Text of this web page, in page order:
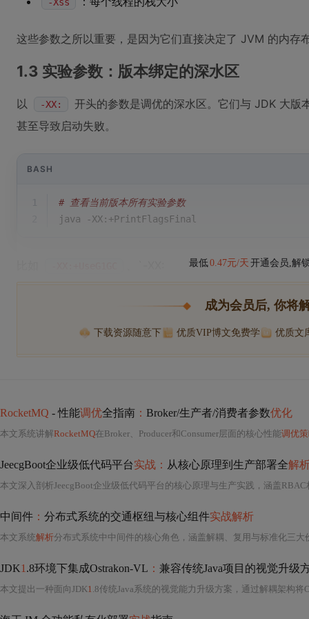
这些参数之所以重要，是因为它们直接决定了 JVM 的内存
1.3 实验参数：版本绑定的深水区
以 -XX:
开头的参数是调优的深水区。它们与 JDK 大版
甚至导致启动失败。
BASH
1
# 查看当前版本所有实验参数
java -XX:+PrintFlagsFinal
最低0.47元/天 开通会员,解
成为会员后, 你将
下载资源随意下 优质VIP博文免费学 优质文
RocketMQ - 性能调优全指南 ： Broker/生产者/消费者参数优化
本文系统讲解RocketMQ在Broker、Producer和Consumer层面的核心性能调优
JeecgBoot企业级低代码平台实战： 从核心原理到生产部署全解
中间件 ： 分布式系统的交通枢纽与核心组件实战解析
本文系统解析分布式系统中中间件的核心角色，涵盖解耦、复用与标准化三大价值，以及透明性、可靠性与可观测性设计原则。深入剖析通信集成（Kafka、API网关）、数据访问（Redis、分库分表中间件）、协调治理（
JDK1 .8环境下集成Ostrakon-VL ： 兼容传统Java项目的视觉升级
本文提出一种面向JDK1.8传统Java系统的视觉能力升级方案，通过解耦架构将Ostrakon-VL封装为独立视觉